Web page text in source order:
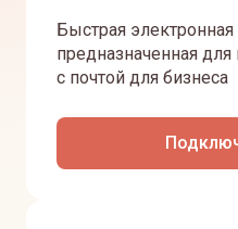
Быстрая электронная
предназначенная
с почтой для бизнеса